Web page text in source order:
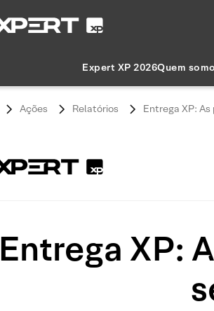
Expert XP 2026Quem
Ações Relatórios Entrega XP:
Entrega XP: